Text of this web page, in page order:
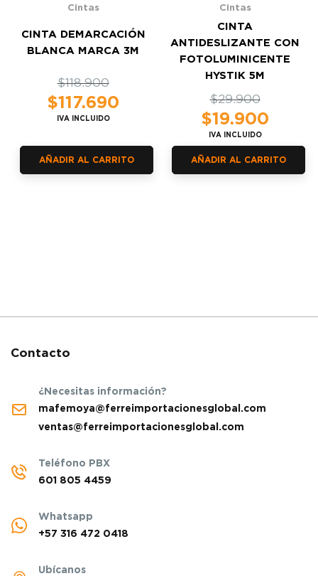
Cintas
CINTA DEMARCACIÓN
BLANCA MARCA 3M
$118.900
precio
original
$118.900.
$117.690
precio
$117.690.
IVA INCLUIDO
AÑADIR AL CARRITO
Cintas
CINTA
ANTIDESLIZANTE CON
FOTOLUMINICENTE
HYSTIK 5M
$29.900
precio
original
era:
$29.900.
$19.900
precio
es:
$19.900.
IVA INCLUIDO
AÑADIR AL CARRITO
Contacto
¿Necesitas información?
mafemoya@ferreimportacionesglobal.com
ventas@ferreimportacionesglobal.com
Teléfono PBX
601 805 4459
Whatsapp
+57 316 472 0418
Ubícanos